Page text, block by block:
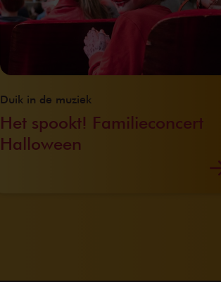
Het spookt! Familieconcert
Halloween
Duik in de muziek